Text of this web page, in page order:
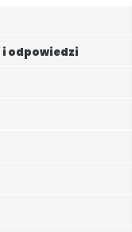
i odpowiedzi